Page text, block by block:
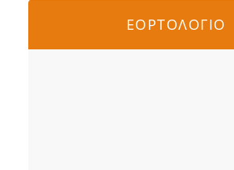
ΕΟΡΤΟΛΟΓΙΟ